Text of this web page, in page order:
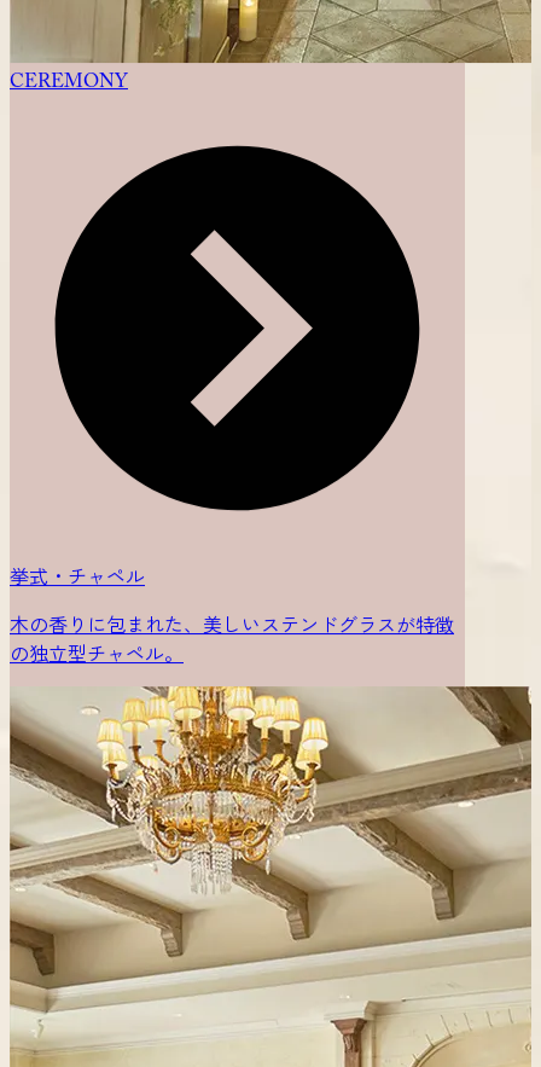
CEREMONY
挙式・チャペル
木の香りに包まれた、美しいステンドグラスが特徴
の独立型チャペル。